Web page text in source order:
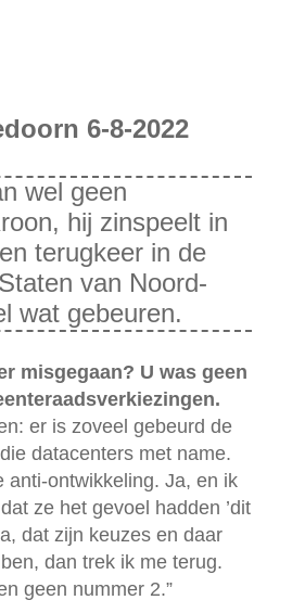
6-8-2022
wel geen
hij zinspeelt in
terugkeer in de
van Noord-
wat gebeuren.
misgegaan? U was geen
er is zoveel gebeurd de
datacenters met name.
anti-ontwikkeling. Ja, en ik
ze het gevoel hadden ’dit
dat zijn keuzes en daar
dan trek ik me terug.
geen nummer 2.”